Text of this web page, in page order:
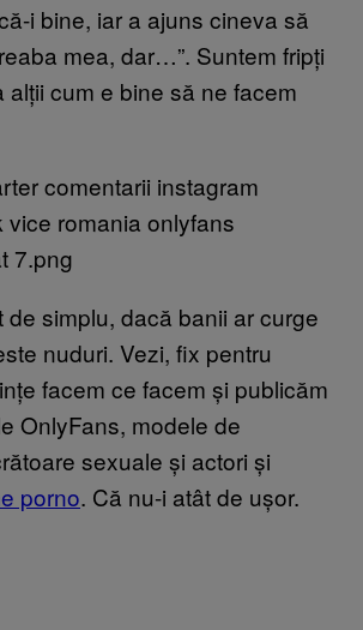
i bine, iar a ajuns cineva să
mea, dar…”. Suntem fripți
alții cum e bine să ne facem
de simplu, dacă banii ar curge
nuduri. Vezi, fix pentru
facem ce facem și publicăm
OnlyFans, modele de
sexuale și actori și
porno. Că nu-i atât de ușor.